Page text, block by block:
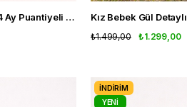
Kız Bebek Tül Etekli Takım 9-24 Ay Puantiyeli Şık Kombin Kız Bebek Gül
₺1.299,00
₺1.499,00
İNDIRIM
YENI